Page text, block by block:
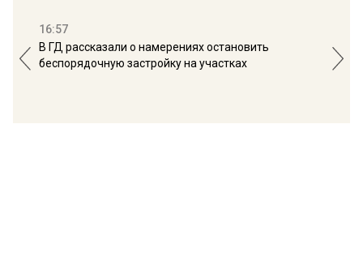
16:57
В ГД рассказали о намерениях остановить
беспорядочную застройку на участках